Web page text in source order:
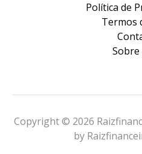
Política de
Termos
Sobre
Copyright © 2026
by